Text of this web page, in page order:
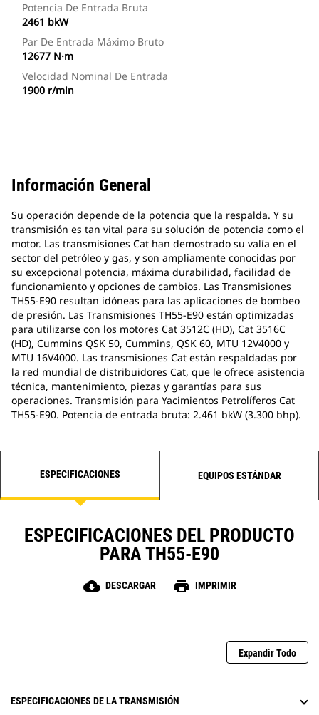
Potencia De Entrada Bruta
2461 bkW
Par De Entrada Máximo Bruto
12677 N·m
Velocidad Nominal De Entrada
1900 r/min
Información General
Su operación depende de la potencia que la respalda. Y su
transmisión es tan vital para su solución de potencia como el
motor. Las transmisiones Cat han demostrado su valía en el
sector del petróleo y gas, y son ampliamente conocidas por
su excepcional potencia, máxima durabilidad, facilidad de
funcionamiento y opciones de cambios. Las Transmisiones
TH55-E90 resultan idóneas para las aplicaciones de bombeo
de presión. Las Transmisiones TH55-E90 están optimizadas
para utilizarse con los motores Cat 3512C (HD), Cat 3516C
(HD), Cummins QSK 50, Cummins, QSK 60, MTU 12V4000 y
MTU 16V4000. Las transmisiones Cat están respaldadas por
la red mundial de distribuidores Cat, que le ofrece asistencia
técnica, mantenimiento, piezas y garantías para sus
operaciones. Transmisión para Yacimientos Petrolíferos Cat
TH55-E90. Potencia de entrada bruta: 2.461 bkW (3.300 bhp).
ESPECIFICACIONES EQUIPOS ESTÁNDAR
ESPECIFICACIONES DEL PRODUCTO
PARA TH55-E90
cloud_download DESCARGAR print IMPRIMIR
Expandir Todo
ESPECIFICACIONES DE LA TRANSMISIÓN